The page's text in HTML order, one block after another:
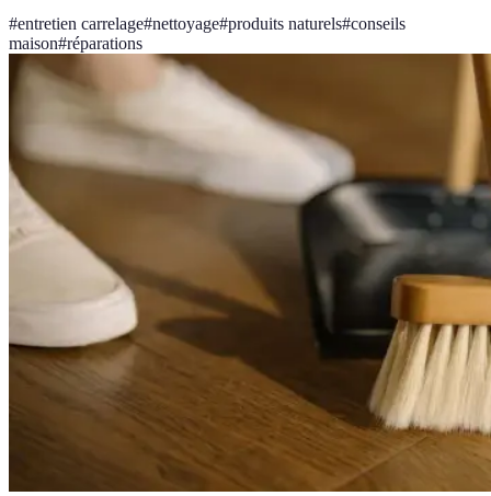
#entretien carrelage#nettoyage#produits naturels#conseils
maison#réparations